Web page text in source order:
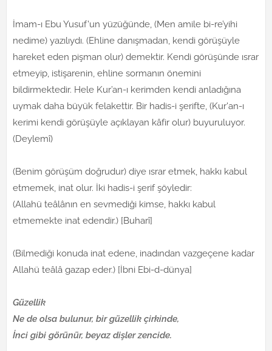
İmam-ı Ebu Yusuf'un yüzüğünde, (Men amile bi-re’yihi
nedime) yazılıydı. (Ehline danışmadan, kendi görüşüyle
hareket eden pişman olur) demektir. Kendi görüşünde ısrar
etmeyip, istişarenin, ehline sormanın önemini
bildirmektedir. Hele Kur’an-ı kerimden kendi anladığına
uymak daha büyük felakettir. Bir hadis-i şerifte, (Kur'an-ı
kerimi kendi görüşüyle açıklayan kâfir olur) buyuruluyor.
(Deylemî)
(Benim görüşüm doğrudur) diye ısrar etmek, hakkı kabul
etmemek, inat olur. İki hadis-i şerif şöyledir:
(Allahü teâlânın en sevmediği kimse, hakkı kabul
etmemekte inat edendir.) [Buharî]
(Bilmediği konuda inat edene, inadından vazgeçene kadar
Allahü teâlâ gazap eder.) [İbni Ebi-d-dünya]
Güzellik
Ne de olsa bulunur, bir güzellik çirkinde,
İnci gibi görünür, beyaz dişler zencide.